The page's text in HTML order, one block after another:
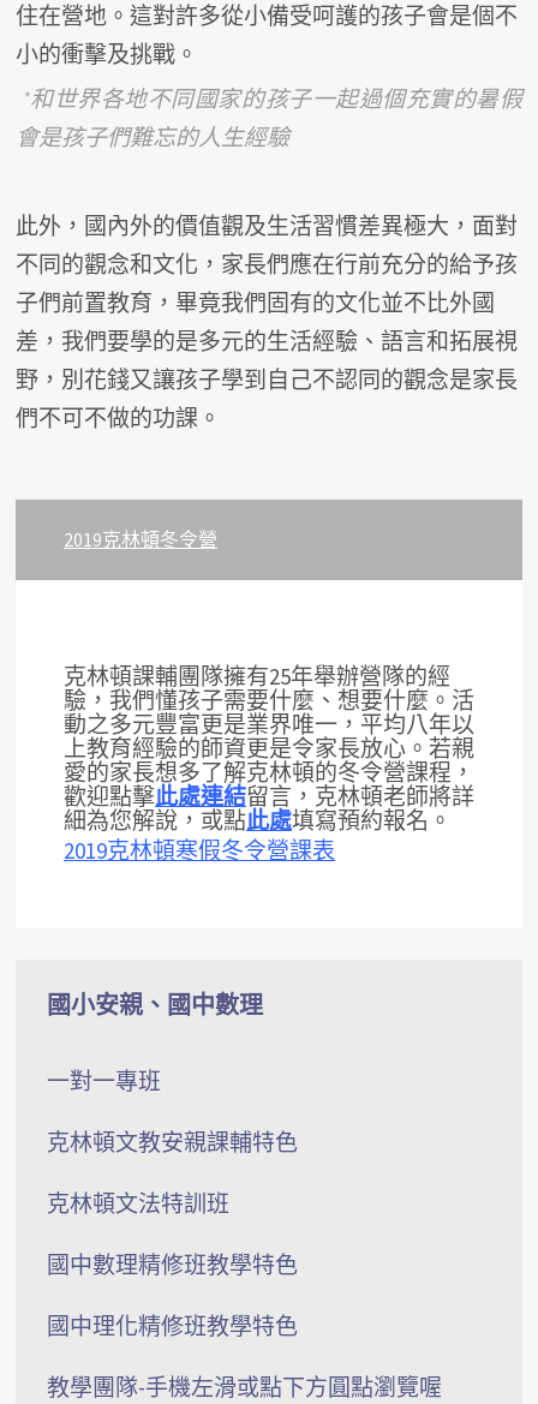
住在營地。這對許多從小備受呵護的孩子會是個不
小的衝擊及挑戰。
*和世界各地不同國家的孩子一起過個充實的暑假
會是孩子們難忘的人生經驗
此外，國內外的價值觀及生活習慣差異極大，面對
不同的觀念和文化，家長們應在行前充分的給予孩
子們前置教育，畢竟我們固有的文化並不比外國
差，我們要學的是多元的生活經驗、語言和拓展視
野，別花錢又讓孩子學到自己不認同的觀念是家長
們不可不做的功課。
2019克林頓冬令營
克林頓課輔團隊擁有25年舉辦營隊的經
驗，我們懂孩子需要什麼、想要什麼。活
動之多元豐富更是業界唯一，平均八年以
上教育經驗的師資更是令家長放心。若親
愛的家長想多了解克林頓的冬令營課程，
歡迎點擊此處連結留言，克林頓老師將詳
細為您解說，或點此處填寫預約報名。
2019克林頓寒假冬令營課表
國小安親、國中數理
一對一專班
克林頓文教安親課輔特色
克林頓文法特訓班
國中數理精修班教學特色
國中理化精修班教學特色
教學團隊-手機左滑或點下方圓點瀏覽喔